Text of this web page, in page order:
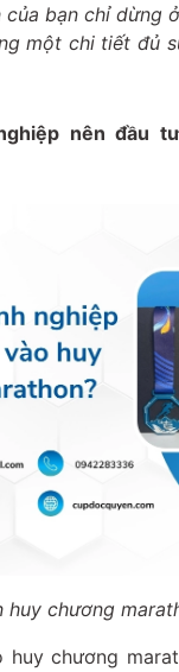
bạn chỉ dừng
một chi tiết đủ
nên đầu
huy chương
huy chương